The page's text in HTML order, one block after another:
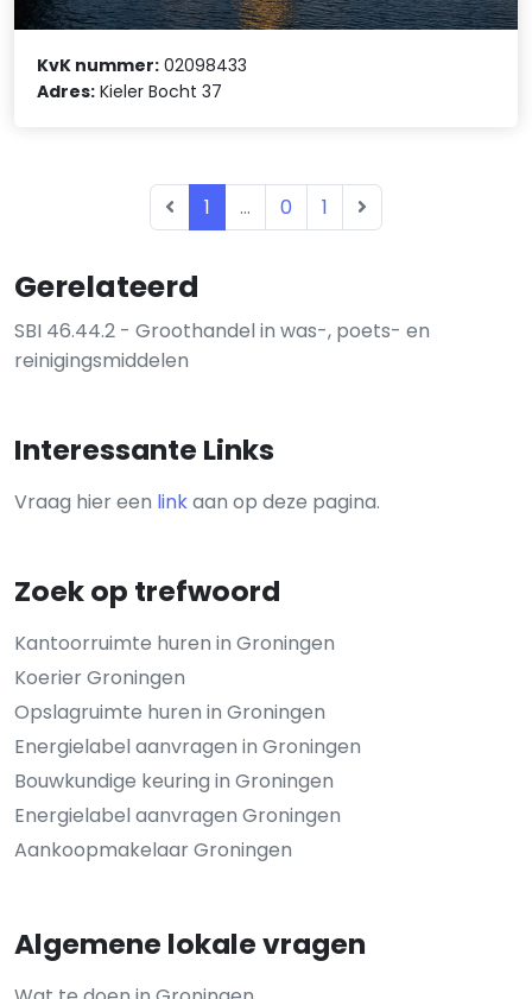
Gerelateerd
SBI 46.44.2 - Groothandel in was-, poets- en
reinigingsmiddelen
Interessante Links
Vraag hier een linkaan op deze pagina.
Zoek op trefwoord
Kantoorruimte huren in Groningen
Koerier Groningen
Opslagruimte huren in Groningen
Energielabel aanvragen in Groningen
Bouwkundige keuring in Groningen
Energielabel aanvragen Groningen
Aankoopmakelaar Groningen
Algemene lokale vragen
KvK nummer: 02098433
Adres: Kieler Bocht 37
1 ... 0 1